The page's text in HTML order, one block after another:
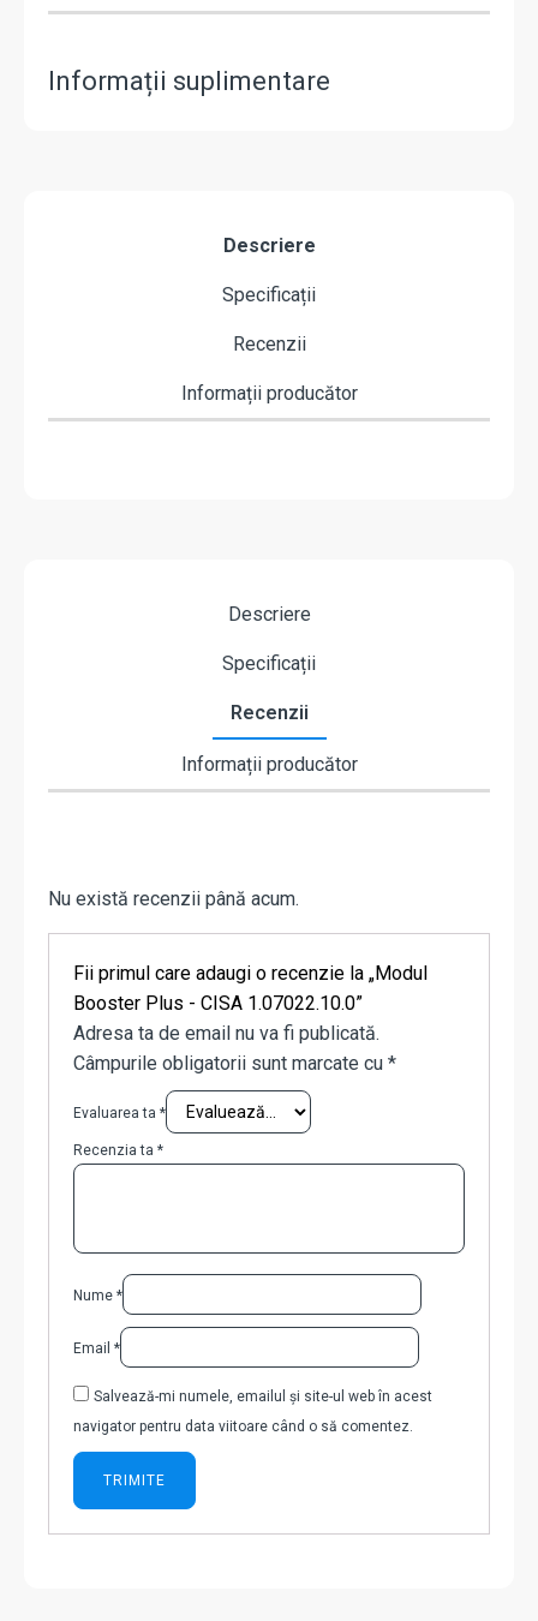
Informații suplimentare
Descriere
Specificații
Recenzii
Informații producător
Descriere
Specificații
Recenzii
Informații producător
Nu există recenzii până acum.
Fii primul care adaugi o recenzie la „Modul
Booster Plus - CISA 1.07022.10.0”
Adresa ta de email nu va fi publicată.
Câmpurile obligatorii sunt marcate cu *
Evaluarea ta *
Recenzia ta *
Nume *
Email *
Salvează-mi numele, emailul și site-ul web în acest
navigator pentru data viitoare când o să comentez.